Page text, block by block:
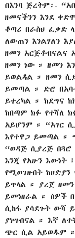
በእንባ ጅረትም፡-
ዘመናችንን እንደ
ቆጣሪ በራስህ ፈቃድ
ለውጠን እንልሃለን
ዘመን አርጅቶብናልና
ዘመን ነው ። ዘመን
ይወልዳል ። ዘመን
ይመጣል ። ድሮ
ይተረካል ። ከደግና
ከበጣም ክፉ የተሻለ
አይሆንም ። “አገር
እየተዋጋ ይመጣል ።
“ወዳጅ ሲያረጅ
እንጂ የአሁን እውነት
የሚወገዙበት
ይጥላል ። ያረጀ
ይመነዘራል ። ሰዎች
ሲከፋ ያሳደጉት ውሻ
ያነሣብናል ። እኛ
ጭር ሲል አይወዱም ።